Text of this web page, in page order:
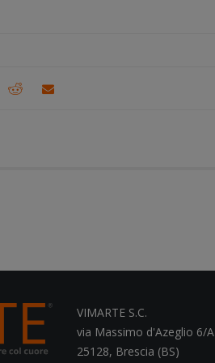
VIMARTE S.C.
via Massimo d'Azeglio 6/A
25128, Brescia (BS)